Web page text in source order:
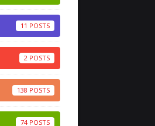
11
2
138
74